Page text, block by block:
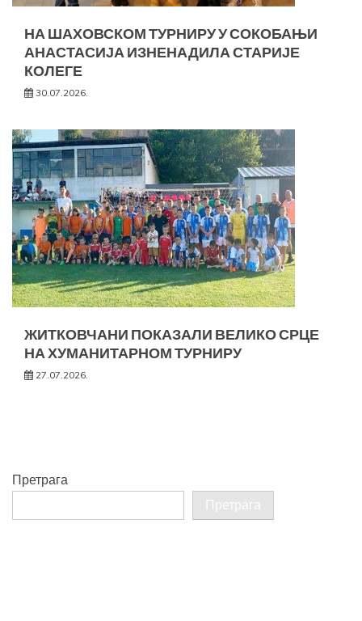
НА ШАХОВСКОМ ТУРНИРУ У СОКОБАЊИ
АНАСТАСИЈА ИЗНЕНАДИЛА СТАРИЈЕ
КОЛЕГЕ
30.07.2026.
ЖИТКОВЧАНИ ПОКАЗАЛИ ВЕЛИКО СРЦЕ
НА ХУМАНИТАРНОМ ТУРНИРУ
27.07.2026.
Претрага
Претрага